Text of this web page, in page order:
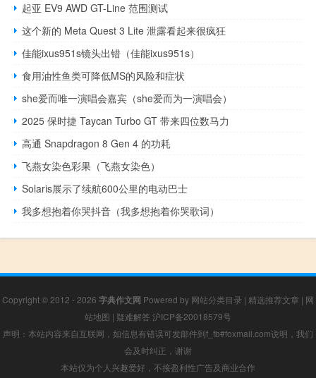
起亚 EV9 AWD GT-Line 范围测试
这个新的 Meta Quest 3 Lite 泄露看起来很疯狂
佳能ixus951s镜头出错（佳能ixus951s）
食用油性鱼类可降低MS的风险和症状
she爱而唯一演唱会嘉宾（she爱而为一演唱会）
2025 保时捷 Taycan Turbo GT 带来四位数马力
高通 Snapdragon 8 Gen 4 的功耗
飞燕女染色彩果（飞燕女染色）
Solaris展示了续航600公里的电动巴士
我多想抱着你哭抖音（我多想抱着你哭歌词）
Copyright © 2012 - 2026 字典作文网 Powered by 网站分类目录 | 精选推荐文章 | 网
站地图 | 疑难解答 沪ICP备20018579号
声明：本站内容来自互联网，如信息有错误可发邮件到f_fb#foxmail.com说明，我们
会及时纠正，谢谢
本站仅为个人兴趣爱好，不接盈利性广告及商业合作